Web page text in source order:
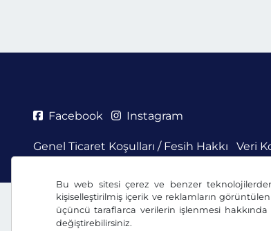
Bu web sitesi çerez ve benzer
kişiselleştirilmiş içerik ve reklamların
üçüncü taraflarca verilerin işlenmesi
değiştirebilirsiniz.
Facebook Instagram
Genel Ticaret Koşulları / Fesih Hakkı Veri